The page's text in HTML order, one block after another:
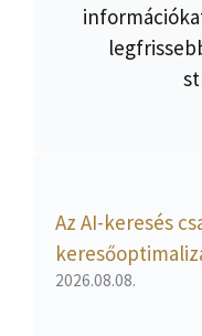
Az AI-keresés
2026.08.08.